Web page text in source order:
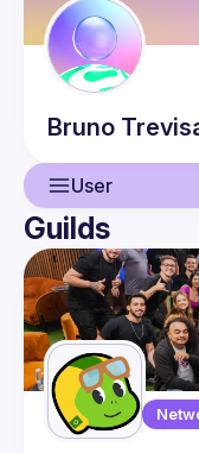
Bruno
User
User
Events
Guilds
Guilds